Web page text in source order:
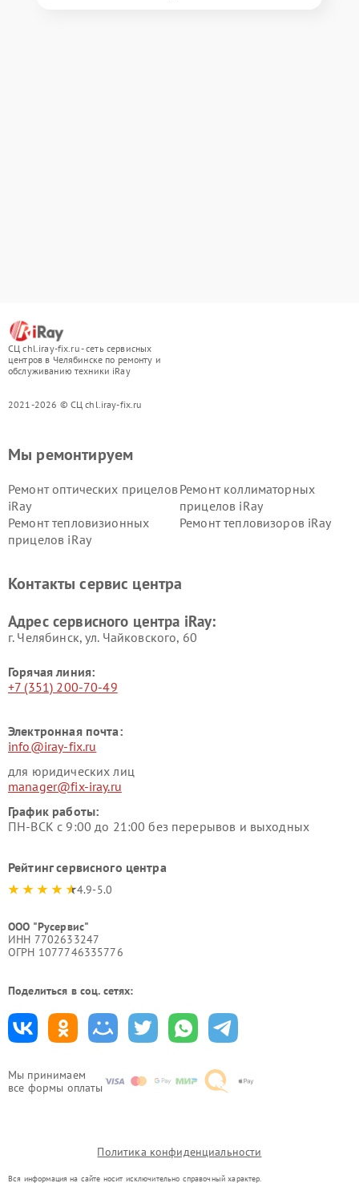
СЦ chl.iray-fix.ru - сеть сервисных
центров в Челябинске по ремонту и
обслуживанию техники iRay
2021-2026 © СЦ chl.iray-fix.ru
Мы принимаем
все формы оплаты
Мы ремонтируем
Ремонт оптических прицелов
iRay
Ремонт коллиматорных
прицелов iRay
Ремонт тепловизионных
прицелов iRay
Ремонт тепловизоров iRay
Контакты сервис центра
Адрес сервисного центра iRay:
г. Челябинск, ул. Чайковского, 60
Горячая линия:
+7 (351) 200-70-49
Электронная почта:
info@iray-fix.ru
для юридических лиц
manager@fix-iray.ru
График работы:
ПН-ВСК с 9:00 до 21:00 без перерывов и выходных
Рейтинг сервисного центра
4.9-5.0
ООО "Русервис"
ИНН 7702633247
ОГРН 1077746335776
Поделиться в соц. сетях:
Политика конфиденциальности
Вся информация на сайте носит исключительно справочный характер.